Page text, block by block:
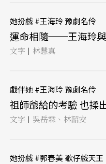
她扮戲 #王海玲 豫劇名伶
運命相隨──王海玲
文字 | 林慧真
戲伴她 #王海玲 豫劇名伶
祖師爺給的考驗 也揉
文字 | 吳岳霖、林韶安
她扮戲 #郭春美 歌仔戲天王